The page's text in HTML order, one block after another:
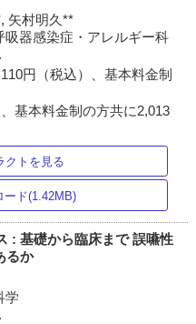
矢村明久**
器感染症・アレルギー科
円（税込）、基本料金制
基本料金制の方共に2,013
クトを見る
ード(1.42MB)
: 基礎から臨床まで 誤嚥性
るか
学